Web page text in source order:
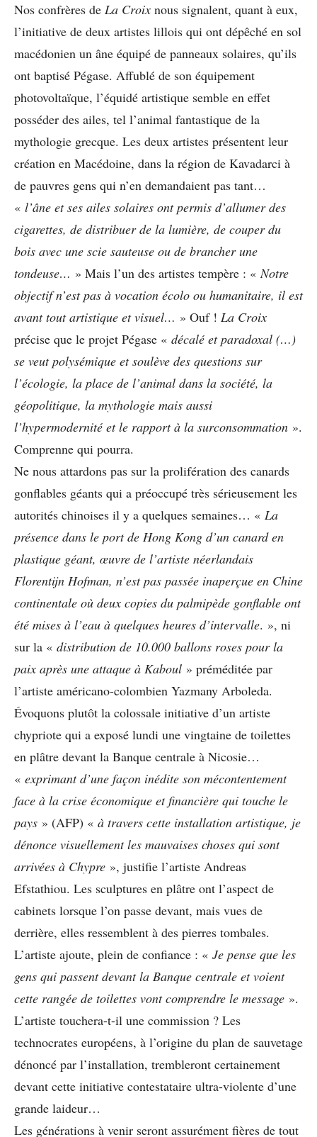
Nos confrères de La Croix nous signalent, quant à eux,
l’initiative de deux artistes lillois qui ont dépêché en sol
macédonien un âne équipé de panneaux solaires, qu’ils
ont baptisé Pégase. Affublé de son équipement
photovoltaïque, l’équidé artistique semble en effet
posséder des ailes, tel l’animal fantastique de la
mythologie grecque. Les deux artistes présentent leur
création en Macédoine, dans la région de Kavadarci à
de pauvres gens qui n’en demandaient pas tant…
« l’âne et ses ailes solaires ont permis d’allumer des
cigarettes, de distribuer de la lumière, de couper du
bois avec une scie sauteuse ou de brancher une
tondeuse… » Mais l’un des artistes tempère : «Notre
objectif n’est pas à vocation écolo ou humanitaire, il est
avant tout artistique et visuel… » Ouf ! La Croix
précise que le projet Pégase « décalé et paradoxal (…)
se veut polysémique et soulève des questions sur
l’écologie, la place de l’animal dans la société, la
géopolitique, la mythologie mais aussi
l’hypermodernité et le rapport à la surconsommation ».
Comprenne qui pourra.
Ne nous attardons pas sur la prolifération des canards
gonflables géants qui a préoccupé très sérieusement les
autorités chinoises il y a quelques semaines… « La
présence dans le port de Hong Kong d’un canard en
plastique géant, œuvre de l’artiste néerlandais
Florentijn Hofman, n’est pas passée inaperçue en Chine
continentale où deux copies du palmipède gonflable ont
été mises à l’eau à quelques heures d’intervalle. », ni
sur la « distribution de 10.000 ballons roses pour la
paix après une attaque à Kaboul » préméditée par
l’artiste américano-colombien Yazmany Arboleda.
Évoquons plutôt la colossale initiative d’un artiste
chypriote qui a exposé lundi une vingtaine de toilettes
en plâtre devant la Banque centrale à Nicosie…
« exprimant d’une façon inédite son mécontentement
face à la crise économique et financière qui touche le
pays » (AFP) « à travers cette installation artistique, je
dénonce visuellement les mauvaises choses qui sont
arrivées à Chypre », justifie l’artiste Andreas
Efstathiou. Les sculptures en plâtre ont l’aspect de
cabinets lorsque l’on passe devant, mais vues de
derrière, elles ressemblent à des pierres tombales.
L’artiste ajoute, plein de confiance : « Je pense que les
gens qui passent devant la Banque centrale et voient
cette rangée de toilettes vont comprendre le message ».
L’artiste touchera-t-il une commission ? Les
technocrates européens, à l’origine du plan de sauvetage
dénoncé par l’installation, trembleront certainement
devant cette initiative contestataire ultra-violente d’une
grande laideur…
Les générations à venir seront assurément fières de tout